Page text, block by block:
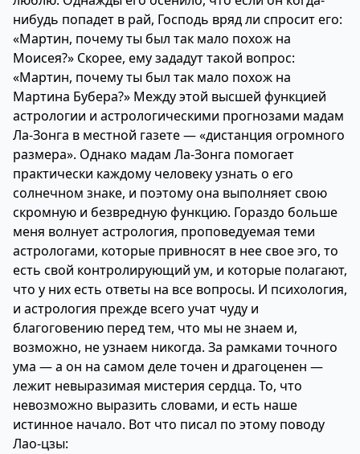
нибудь попадет в рай, Господь вряд ли спросит его:
«Мартин, почему ты был так мало похож на
Моисея?» Скорее, ему зададут такой вопрос:
«Мартин, почему ты был так мало похож на
Мартина Бубера?» Между этой высшей функцией
астрологии и астрологическими прогнозами мадам
Ла-Зонга в местной газете — «дистанция огромного
размера». Однако мадам Ла-Зонга помогает
практически каждому человеку узнать о его
солнечном знаке, и поэтому она выполняет свою
скромную и безвредную функцию. Гораздо больше
меня волнует астрология, проповедуемая теми
астрологами, которые привносят в нее свое эго, то
есть свой контролирующий ум, и которые полагают,
что у них есть ответы на все вопросы. И психология,
и астрология прежде всего учат чуду и
благоговению перед тем, что мы не знаем и,
возможно, не узнаем никогда. За рамками точного
ума — а он на самом деле точен и драгоценен —
лежит невыразимая мистерия сердца. То, что
невозможно выразить словами, и есть наше
истинное начало. Вот что писал по этому поводу
Лао-цзы: